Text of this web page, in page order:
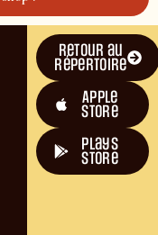
Retour au
répertoire
Apple
Store
plays
store